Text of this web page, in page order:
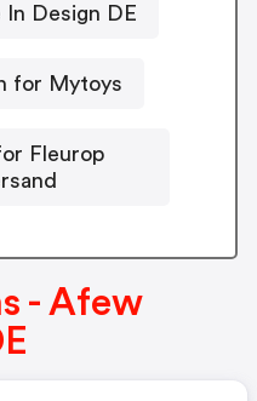
Design DE
for Mytoys
Fleurop
- Afew